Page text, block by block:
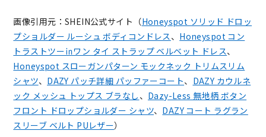
画像引用元：SHEIN公式サイト（Honeyspot ソリッド ドロッ
プショルダー ルーシュ ボディコンドレス 、 Honeyspot コン
トラストツー㏌ワン タイ ストラップ ベルベット ドレス、
Honeyspot スローガンパターン モックネック トリムスリム
シャツ、 DAZY パッチ詳細 パッファーコート、 DAZY カウルネ
ック メッシュ トップス ブラなし 、 Dazy-Less 無地柄 ボタン
フロント ドロップショルダー シャツ、 DAZY コート ラグラン
スリーブ ベルト PUレザー）